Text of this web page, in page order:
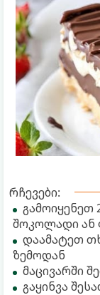
რჩევები:
გამოიყენეთ
შოკოლადი ან
დაამატეთ
ზემოდან
მაცივარში
გაყინვა